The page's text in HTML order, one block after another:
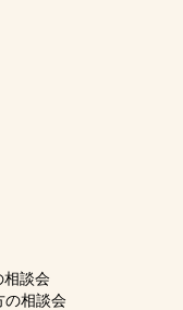
相談会
の相談会